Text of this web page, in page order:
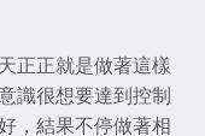
正正就是做著這樣
識很想要達到控制
，結果不停做著相